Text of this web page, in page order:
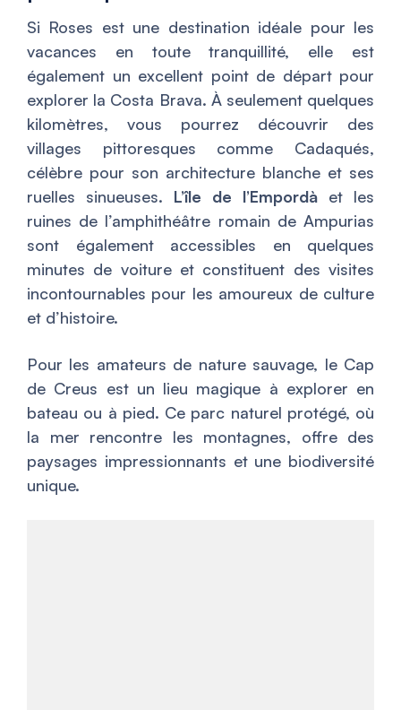
Si Roses est une destination idéale pour les
vacances en toute tranquillité, elle est
également un excellent point de départ pour
explorer la Costa Brava. À seulement quelques
kilomètres, vous pourrez découvrir des
villages pittoresques comme Cadaqués,
célèbre pour son architecture blanche et ses
ruelles sinueuses. L’île de l’Empordà et les
ruines de l’amphithéâtre romain de Ampurias
sont également accessibles en quelques
minutes de voiture et constituent des visites
incontournables pour les amoureux de culture
et d’histoire.
Pour les amateurs de nature sauvage, le Cap
de Creus est un lieu magique à explorer en
bateau ou à pied. Ce parc naturel protégé, où
la mer rencontre les montagnes, offre des
paysages impressionnants et une biodiversité
unique.